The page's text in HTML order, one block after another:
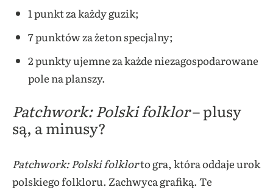
1 punkt za każdy guzik;
7 punktów za żeton specjalny;
2 punkty ujemne za każde niezagospodarowane
pole na planszy.
Patchwork: Polski folklor– plusy
są, a minusy?
Patchwork: Polski folklorto gra, która oddaje urok
polskiego folkloru. Zachwyca grafiką. Te